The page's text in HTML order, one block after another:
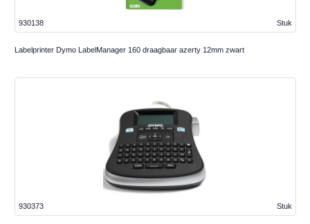
Stuk
930138
Labelprinter Dymo LabelManager 160 draagbaar azerty 12mm zwart
Stuk
930373